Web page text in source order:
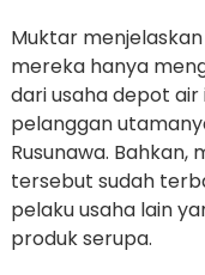
Muktar
mereka hanya
dari usaha depot air
pelanggan
Rusunawa. Bahkan,
tersebut sudah
pelaku usaha lain
produk serupa.